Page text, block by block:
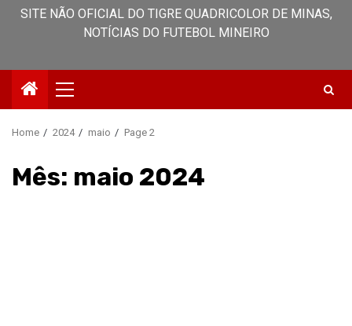
SITE NÃO OFICIAL DO TIGRE QUADRICOLOR DE MINAS,
NOTÍCIAS DO FUTEBOL MINEIRO
Primary
Menu
Home 2024 maio Page 2
Mês: maio 2024